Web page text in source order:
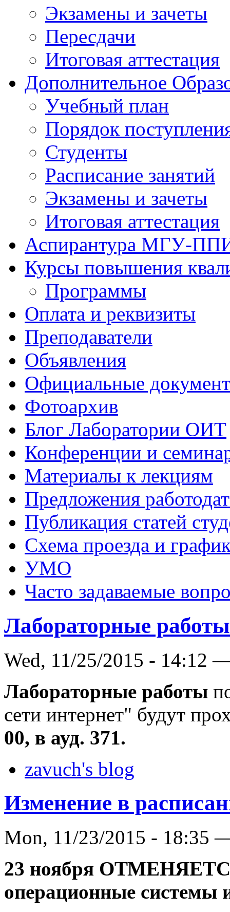
Экзамены и зачеты
Пересдачи
Итоговая аттестация
Дополнительное
Учебный план
Порядок
Студенты
Расписание занятий
Экзамены и зачеты
Итоговая аттестация
Аспирантура МГУ-
Курсы повышения
Программы
Оплата и реквизиты
Преподаватели
Объявления
Официальные
Фотоархив
Блог Лаборатории ОИТ
Конференции и
Материалы к лекциям
Предложения
Публикация статей
Схема проезда и
УМО
Часто задаваемые
Лабораторные
Wed, 11/25/2015 - 14:12
Лабораторные работы
сети интернет" будут
00, в ауд. 371.
zavuch's blog
Изменение в
Mon, 11/23/2015 - 18:35
23 ноября
операционные системы